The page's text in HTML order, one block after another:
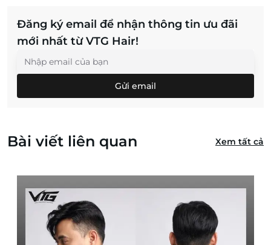
Đăng ký email để nhận thông tin ưu đãi
mới nhất từ VTG Hair!
Gửi email
Bài viết liên quan Xem tất cả